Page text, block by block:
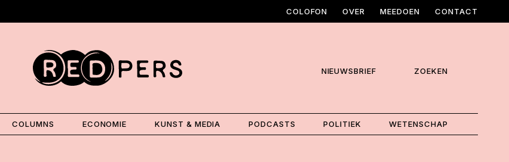
COLOFON OVER MEEDOEN CONTACT
NIEUWSBRIEF ZOEKEN
COLUMNS ECONOMIE KUNST & MEDIA PODCASTS POLITIEK WETENSCHAP